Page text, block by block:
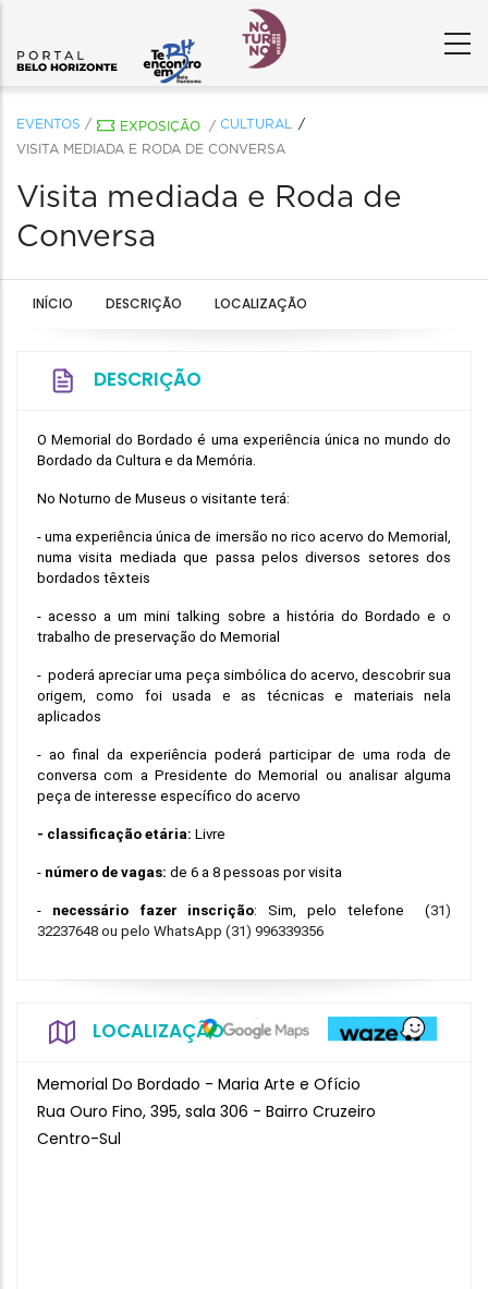
EVENTOS / EXPOSIÇÃO / CULTURAL
VISITA MEDIADA E RODA DE CONVERSA
Visita mediada e Roda de
Conversa
INÍCIO DESCRIÇÃO LOCALIZAÇÃO
DESCRIÇÃO
O Memorial do Bordado é uma experiência única no mundo do
Bordado da Cultura e da Memória.
No Noturno de Museus o visitante terá:
- uma experiência única de imersão no rico acervo do Memorial,
numa visita mediada que passa pelos diversos setores dos
bordados têxteis
- acesso a um mini talking sobre a história do Bordado e o
trabalho de preservação do Memorial
-  poderá apreciar uma peça simbólica do acervo, descobrir sua
origem, como foi usada e as técnicas e materiais nela
aplicados
- ao final da experiência poderá participar de uma roda de
conversa com a Presidente do Memorial ou analisar alguma
peça de interesse específico do acervo
- classificação etária: Livre
- número de vagas: de 6 a 8 pessoas por visita
- necessário fazer inscrição: Sim, pelo telefone  (31)
32237648 ou pelo WhatsApp (31) 996339356
LOCALIZAÇÃO
Memorial Do Bordado - Maria Arte e Ofício
Rua Ouro Fino, 395, sala 306 - Bairro Cruzeiro
Centro-Sul